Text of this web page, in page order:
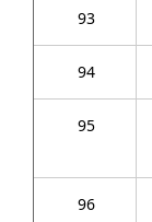
93
94
95
96